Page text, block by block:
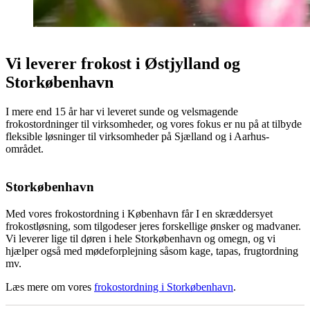
Vi leverer frokost i Østjylland og
Storkøbenhavn
I mere end 15 år har vi leveret sunde og velsmagende
frokostordninger til virksomheder, og vores fokus er nu på at tilbyde
fleksible løsninger til virksomheder på Sjælland og i Aarhus-
området.
Storkøbenhavn
Med vores frokostordning i København får I en skræddersyet
frokostløsning, som tilgodeser jeres forskellige ønsker og madvaner.
Vi leverer lige til døren i hele Storkøbenhavn og omegn, og vi
hjælper også med mødeforplejning såsom kage, tapas, frugtordning
mv.
Læs mere om vores frokostordning i Storkøbenhavn.